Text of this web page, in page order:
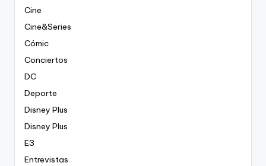
Cine
Cine&Series
Cómic
Conciertos
DC
Deporte
Disney Plus
Disney Plus
E3
Entrevistas